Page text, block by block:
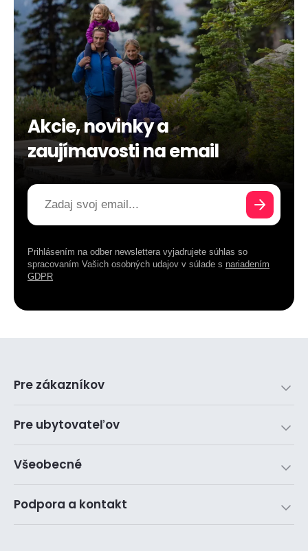
Akcie, novinky a
zaujímavosti na email
Prihlásením na odber newslettera vyjadrujete súhlas so
spracovaním Vašich osobných udajov v súlade s nariadením
GDPR
Pre zákazníkov
Pre ubytovateľov
Všeobecné
Podpora a kontakt